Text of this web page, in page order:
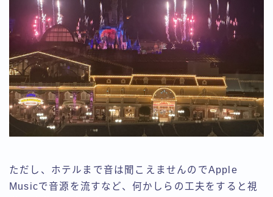
ただし、ホテルまで音は聞こえませんのでApple
Musicで音源を流すなど、何かしらの工夫をすると視